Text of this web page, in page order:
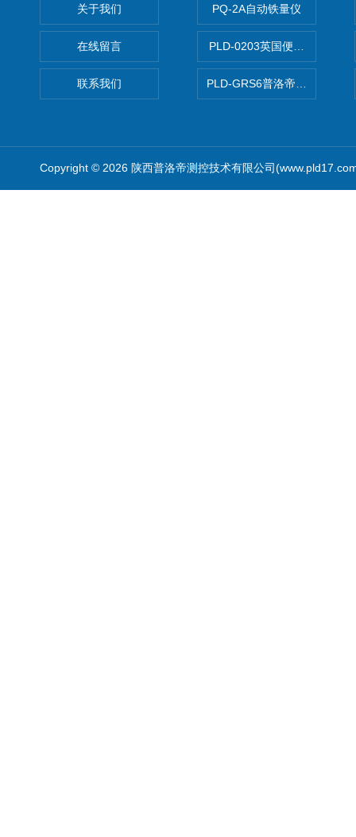
关于我们
在线留言
联系我们
PQ-2A自动铁量仪
PLD-0203英国便携式油品颗
PLD-GRS6普洛帝全自动微量
Copyright © 2026 陕西普洛帝测控技术有限公司